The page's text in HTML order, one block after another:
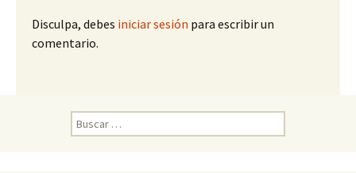
entrada
Disculpa, debes iniciar sesión para escribir un
comentario.
B
u